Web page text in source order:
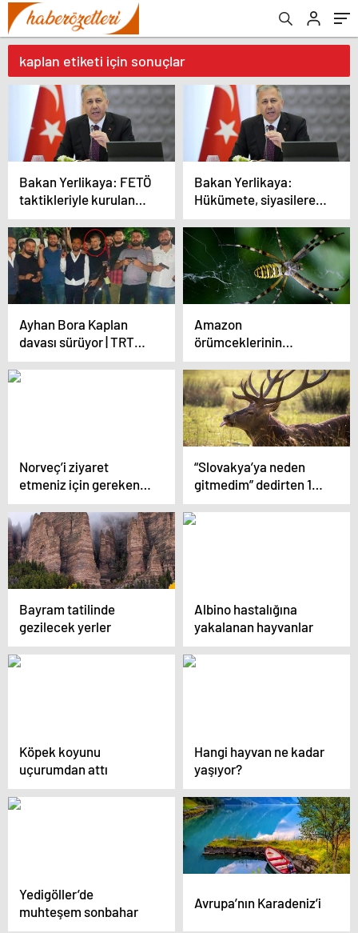
kaplan etiketi için sonuçlar
Bakan Yerlikaya: FETÖ
taktikleriyle kurulan
tuzakları yerle bir
edeceğiz
Bakan Yerlikaya:
Hükümete, siyasilere
oyun kurmaya
çalışanların tuzaklarını
yerle bir edeceğiz
Ayhan Bora Kaplan
davası sürüyor | TRT
binası önündeki
fotoğrafa açıklama:
Amazon
örümceklerinin
esrarengiz dünyalarına
gitmeye hazır olun.
Norveç’i ziyaret
etmeniz için gereken
25 sebep
“Slovakya’ya neden
gitmedim” dedirten 12
fotoğraf
Bayram tatilinde
gezilecek yerler
Albino hastalığına
yakalanan hayvanlar
Köpek koyunu
uçurumdan attı
Hangi hayvan ne kadar
yaşıyor?
Yedigöller’de
muhteşem sonbahar
Avrupa’nın Karadeniz’i